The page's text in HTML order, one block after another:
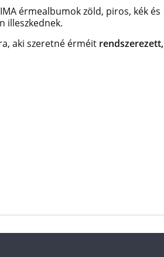
érmealbumok zöld, piros, kék és
illeszkednek.
aki szeretné érméit rendszerezett,